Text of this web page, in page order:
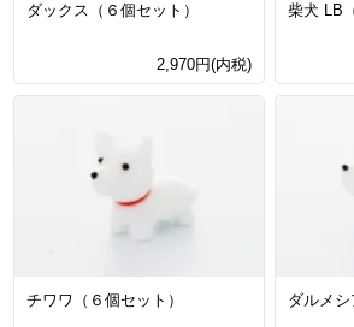
ダックス（６個セット）
2,970円(内税)
柴犬 LB
チワワ（６個セット） ダルメシ